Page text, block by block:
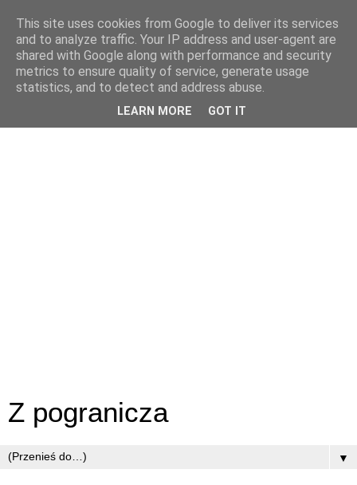
Z pogranicza
▼
This site uses cookies from Google to deliver its services
and to analyze traffic. Your IP address and user-agent are
shared with Google along with performance and security
metrics to ensure quality of service, generate usage
statistics, and to detect and address abuse.
LEARN MORE GOT IT